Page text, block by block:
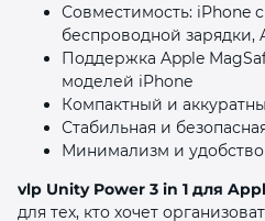
Совместимость: iPhone
беспроводной зарядки,
Поддержка Apple
моделей iPhone
Компактный и
Стабильная и
Минимализм и удобство
vlp Unity Power 3 in 1 для
для тех, кто хочет